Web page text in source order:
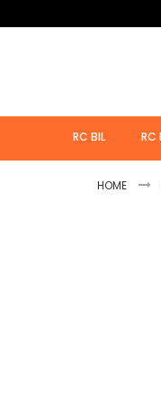
RC BIL RC
HOME